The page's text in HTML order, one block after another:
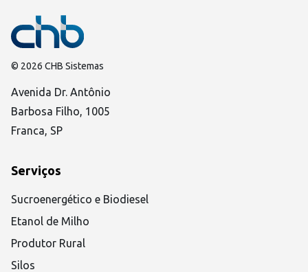
© 2026 CHB Sistemas
Avenida Dr. Antônio
Barbosa Filho, 1005
Franca, SP
Serviços
Sucroenergético e Biodiesel
Etanol de Milho
Produtor Rural
Silos